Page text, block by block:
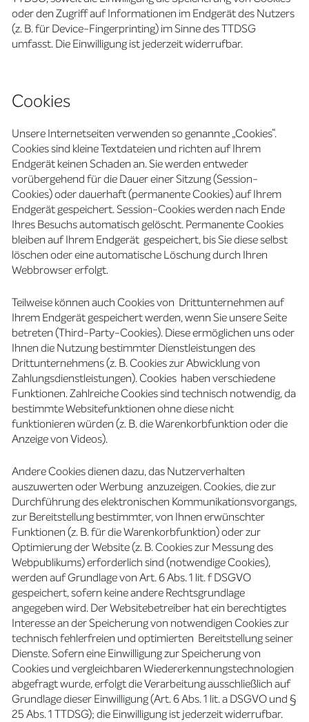
oder den Zugriff auf Informationen im Endgerät des Nutzers
(z. B. für Device-Fingerprinting) im Sinne des TTDSG
umfasst. Die Einwilligung ist jederzeit widerrufbar.
Cookies
Unsere Internetseiten verwenden so genannte „Cookies“.
Cookies sind kleine Textdateien und richten auf Ihrem
Endgerät keinen Schaden an. Sie werden entweder
vorübergehend für die Dauer einer Sitzung (Session-
Cookies) oder dauerhaft (permanente Cookies) auf Ihrem
Endgerät gespeichert. Session-Cookies werden nach Ende
Ihres Besuchs automatisch gelöscht. Permanente Cookies
bleiben auf Ihrem Endgerät gespeichert, bis Sie diese selbst
löschen oder eine automatische Löschung durch Ihren
Webbrowser erfolgt.
Teilweise können auch Cookies von Drittunternehmen auf
Ihrem Endgerät gespeichert werden, wenn Sie unsere Seite
betreten (Third-Party-Cookies). Diese ermöglichen uns oder
Ihnen die Nutzung bestimmter Dienstleistungen des
Drittunternehmens (z. B. Cookies zur Abwicklung von
Zahlungsdienstleistungen). Cookies haben verschiedene
Funktionen. Zahlreiche Cookies sind technisch notwendig, da
bestimmte Websitefunktionen ohne diese nicht
funktionieren würden (z. B. die Warenkorbfunktion oder die
Anzeige von Videos).
Andere Cookies dienen dazu, das Nutzerverhalten
auszuwerten oder Werbung anzuzeigen. Cookies, die zur
Durchführung des elektronischen Kommunikationsvorgangs,
zur Bereitstellung bestimmter, von Ihnen erwünschter
Funktionen (z. B. für die Warenkorbfunktion) oder zur
Optimierung der Website (z. B. Cookies zur Messung des
Webpublikums) erforderlich sind (notwendige Cookies),
werden auf Grundlage von Art. 6 Abs. 1 lit. f DSGVO
gespeichert, sofern keine andere Rechtsgrundlage
angegeben wird. Der Websitebetreiber hat ein berechtigtes
Interesse an der Speicherung von notwendigen Cookies zur
technisch fehlerfreien und optimierten Bereitstellung seiner
Dienste. Sofern eine Einwilligung zur Speicherung von
Cookies und vergleichbaren Wiedererkennungstechnologien
abgefragt wurde, erfolgt die Verarbeitung ausschließlich auf
Grundlage dieser Einwilligung (Art. 6 Abs. 1 lit. a DSGVO und §
25 Abs. 1 TTDSG); die Einwilligung ist jederzeit widerrufbar.